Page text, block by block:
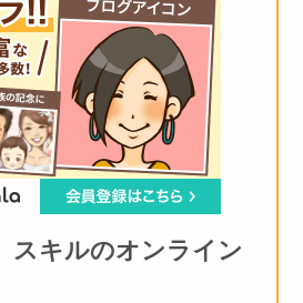
スキルのオンライン